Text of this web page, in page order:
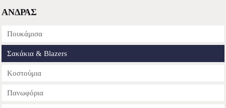
ΑΝΔΡΑΣ
Πουκάμισα
Σακάκια & Blazers
Κοστούμια
Πανωφόρια